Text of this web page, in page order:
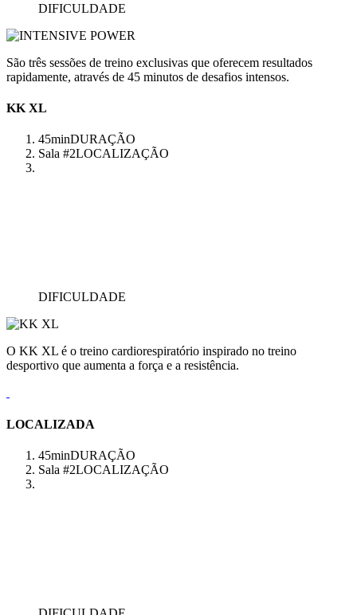
DIFICULDADE
São três sessões de treino exclusivas que oferecem resultados
rapidamente, através de 45 minutos de desafios intensos.
KK XL
45minDURAÇÃO
Sala #2LOCALIZAÇÃO
DIFICULDADE
O KK XL é o treino cardiorespiratório inspirado no treino
desportivo que aumenta a força e a resistência.
LOCALIZADA
45minDURAÇÃO
Sala #2LOCALIZAÇÃO